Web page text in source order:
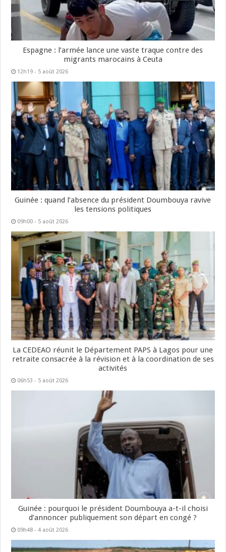
Espagne : l’armée lance une vaste traque contre des
migrants marocains à Ceuta
12h19 - 5 août 2026
Guinée : quand l’absence du président Doumbouya ravive
les tensions politiques
09h00 - 5 août 2026
La CEDEAO réunit le Département PAPS à Lagos pour une
retraite consacrée à la révision et à la coordination de ses
activités
06h53 - 5 août 2026
Guinée : pourquoi le président Doumbouya a-t-il choisi
d’annoncer publiquement son départ en congé ?
09h48 - 4 août 2026